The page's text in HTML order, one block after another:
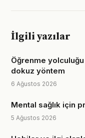
İlgili yazılar
Öğrenme yolculuğu
dokuz yöntem
6 Ağustos 2026
Mental sağlık için
5 Ağustos 2026